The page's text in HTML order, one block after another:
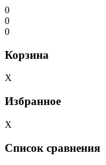
0
0
0
Корзина
X
Избранное
X
Список сравнения